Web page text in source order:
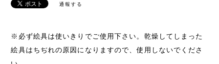
通報する
※必ず絵具は使いきりでご使用下さい。乾燥してしまった
絵具はちぢれの原因になりますので、使用しないでくださ